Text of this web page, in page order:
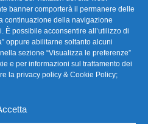
banner comporterà il permanere delle
continuazione della navigazione
È possibile acconsentire all’utilizzo di
oppure abilitarne soltanto alcuni
sezione “Visualizza le preferenze”
e per informazioni sul trattamento dei
la privacy policy & Cookie Policy;
Policy